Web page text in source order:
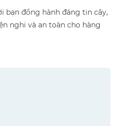
bạn đồng hành đáng tin cậy,
nghi và an toàn cho hàng